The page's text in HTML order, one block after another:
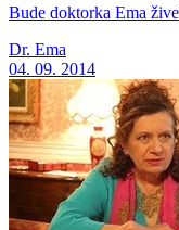
Bude doktorka Ema
Dr. Ema
04. 09. 2014